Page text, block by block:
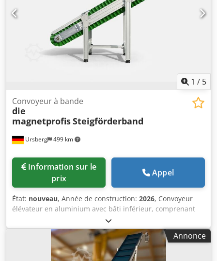
1 / 5
Ursberg 499 km
Convoyeur à bande
die
magnetprofisSteigförderband
prix
Appel
État: nouveau, Année de construction: 2026, Convoyeur
élévateur en aluminium avec bâti inférieur, comprenant
des pieds de réglage ainsi que des pieds de machine pour
la mise à niveau des irrégularités. - Hauteur d’alimentation
: 500 mm - Section montante : 2 000 mm - Hauteur de
déversement : 1 200 mm Exécution : Construction
Annonce